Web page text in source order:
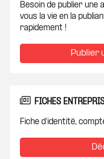
Besoin de publier une
vous la vie en la
rapidement !
Publier
FICHES
Fiche d'identité,